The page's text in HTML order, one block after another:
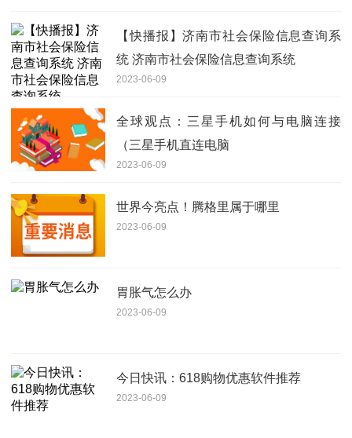
【快播报】济南市社会保险信息查询系
统 济南市社会保险信息查询系统
2023-06-09
全球观点：三星手机如何与电脑连接
（三星手机直连电脑
2023-06-09
世界今亮点！腾格里属于哪里
2023-06-09
胃胀气怎么办
2023-06-09
今日快讯：618购物优惠软件推荐
2023-06-09